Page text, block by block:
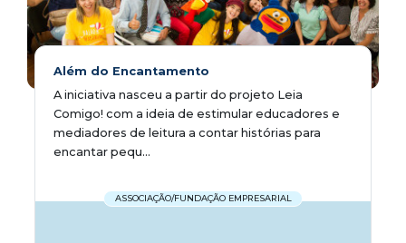
Além do Encantamento
A iniciativa nasceu a partir do projeto Leia
Comigo! com a ideia de estimular educadores e
mediadores de leitura a contar histórias para
encantar pequ...
ASSOCIAÇÃO/FUNDAÇÃO EMPRESARIAL